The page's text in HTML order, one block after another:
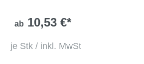
ab 10,53 €*
je Stk / inkl. MwSt